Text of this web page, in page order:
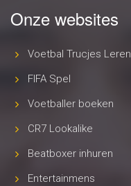
Onze websites
Voetbal Trucjes Leren
FIFA Spel
Voetballer boeken
CR7 Lookalike
Beatboxer inhuren
Entertainmens